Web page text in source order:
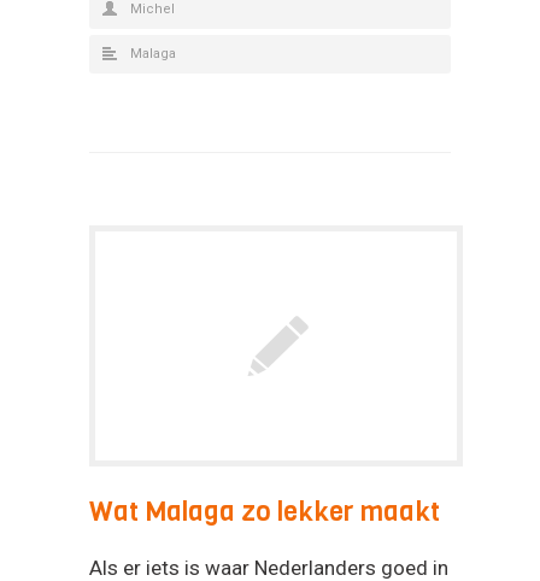
Michel
Malaga
Wat Malaga zo lekker maakt
Als er iets is waar Nederlanders goed in